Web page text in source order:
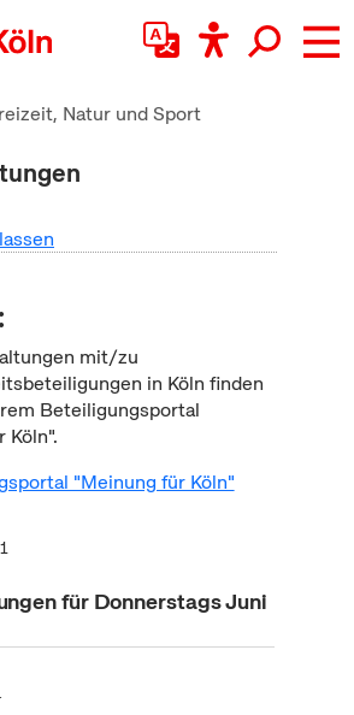
Natur und Sport
mit/zu
in Köln finden
Beteiligungsportal
Köln".
"Meinung für Köln"
für Donnerstags Juni